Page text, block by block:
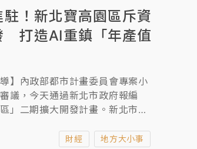
支持與協助。
！新北寶高園區斥資
打造AI重鎮「年產值
】內政部都市計畫委員會專案小
議，今天通過新北市政府報編
」二期擴大開發計畫。新北市政
頃園區面積，打造AI、智慧電動
財經 地方大小事